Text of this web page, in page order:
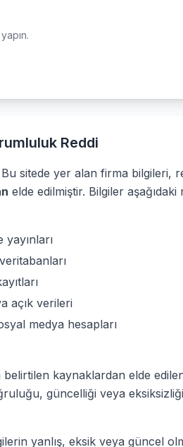
Reddi
Bu sitede yer alan firma bilgileri,
elde edilmiştir. Bilgiler
yayınları
açık verileri
medya hesapları
belirtilen kaynaklardan elde
güncelliği veya
yanlış, eksik veya güncel